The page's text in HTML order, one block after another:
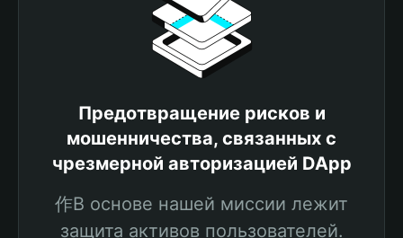
Предотвращение рисков и
мошенничества, связанных с
чрезмерной авторизацией DApp
作В основе нашей миссии лежит
защита активов пользователей.